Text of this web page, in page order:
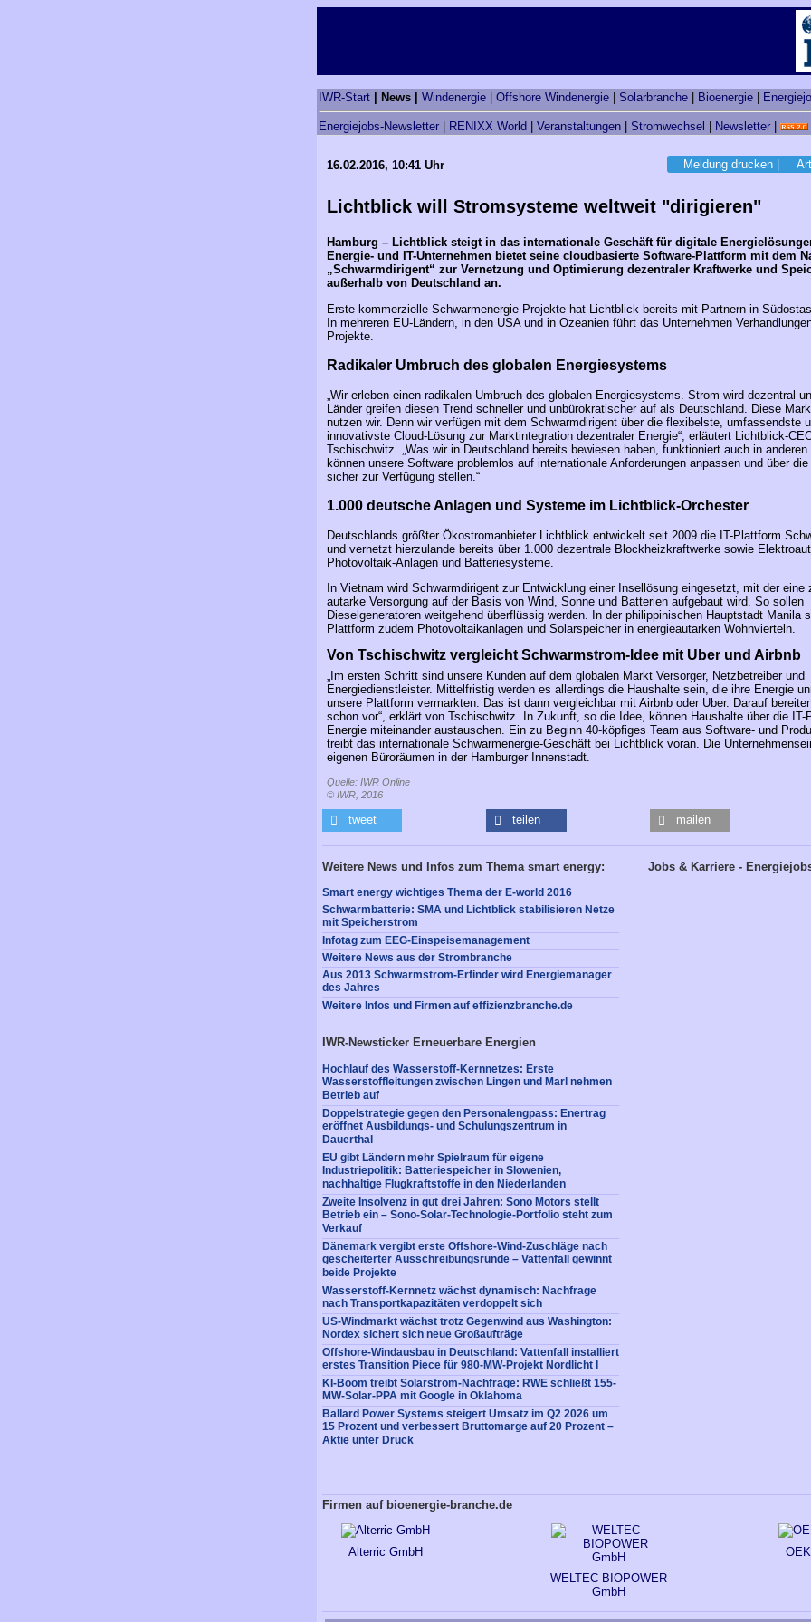
IWR-Start | News | Windenergie Offshore Windenergie Solarbranche Bioenergie
Energiejobs-Newsletter RENIXX World Veranstaltungen Stromwechsel Newsletter
Meldung drucken
16.02.2016, 10:41 Uhr
Lichtblick will Stromsysteme weltweit "dirigieren"
Hamburg – Lichtblick steigt in das internationale Geschäft für digitale
Energie- und IT-Unternehmen bietet seine cloudbasierte Software-Plattform mit dem
„Schwarmdirigent“ zur Vernetzung und Optimierung dezentraler Kraftwerke und
außerhalb von Deutschland an.
Erste kommerzielle Schwarmenergie-Projekte hat Lichtblick bereits mit Partnern in
In mehreren EU-Ländern, in den USA und in Ozeanien führt das Unternehmen
Projekte.
Radikaler Umbruch des globalen Energiesystems
„Wir erleben einen radikalen Umbruch des globalen Energiesystems. Strom wird dezentral
Länder greifen diesen Trend schneller und unbürokratischer auf als Deutschland. Diese
nutzen wir. Denn wir verfügen mit dem Schwarmdirigent über die flexibelste, umfassendste
innovativste Cloud-Lösung zur Marktintegration dezentraler Energie“, erläutert Lichtblick-
Tschischwitz. „Was wir in Deutschland bereits bewiesen haben, funktioniert auch in
können unsere Software problemlos auf internationale Anforderungen anpassen und über
sicher zur Verfügung stellen.“
1.000 deutsche Anlagen und Systeme im Lichtblick-Orchester
Deutschlands größter Ökostromanbieter Lichtblick entwickelt seit 2009 die IT-Plattform
und vernetzt hierzulande bereits über 1.000 dezentrale Blockheizkraftwerke sowie
Photovoltaik-Anlagen und Batteriesysteme.
In Vietnam wird Schwarmdirigent zur Entwicklung einer Insellösung eingesetzt, mit der eine
autarke Versorgung auf der Basis von Wind, Sonne und Batterien aufgebaut wird. So sollen
Dieselgeneratoren weitgehend überflüssig werden. In der philippinischen Hauptstadt Manila
Plattform zudem Photovoltaikanlagen und Solarspeicher in energieautarken Wohnvierteln.
Von Tschischwitz vergleicht Schwarmstrom-Idee mit Uber und Airbnb
„Im ersten Schritt sind unsere Kunden auf dem globalen Markt Versorger, Netzbetreiber und
Energiedienstleister. Mittelfristig werden es allerdings die Haushalte sein, die ihre Energie
unsere Plattform vermarkten. Das ist dann vergleichbar mit Airbnb oder Uber. Darauf
schon vor“, erklärt von Tschischwitz. In Zukunft, so die Idee, können Haushalte über die IT-
Energie miteinander austauschen. Ein zu Beginn 40-köpfiges Team aus Software- und
treibt das internationale Schwarmenergie-Geschäft bei Lichtblick voran. Die
eigenen Büroräumen in der Hamburger Innenstadt.
Quelle: IWR Online
© IWR, 2016
tweet teilen mailen
Weitere News und Infos zum Thema smart energy:
Smart energy wichtiges Thema der E-world 2016
Schwarmbatterie: SMA und Lichtblick stabilisieren Netze
mit Speicherstrom
Infotag zum EEG-Einspeisemanagement
Weitere News aus der Strombranche
Aus 2013 Schwarmstrom-Erfinder wird Energiemanager
des Jahres
Weitere Infos und Firmen auf effizienzbranche.de
Jobs & Karriere -
IWR-Newsticker Erneuerbare Energien
Hochlauf des Wasserstoff-Kernnetzes: Erste
Wasserstoffleitungen zwischen Lingen und Marl nehmen
Betrieb auf
Doppelstrategie gegen den Personalengpass: Enertrag
eröffnet Ausbildungs- und Schulungszentrum in
Dauerthal
EU gibt Ländern mehr Spielraum für eigene
Industriepolitik: Batteriespeicher in Slowenien,
nachhaltige Flugkraftstoffe in den Niederlanden
Zweite Insolvenz in gut drei Jahren: Sono Motors stellt
Betrieb ein – Sono-Solar-Technologie-Portfolio steht zum
Verkauf
Dänemark vergibt erste Offshore-Wind-Zuschläge nach
gescheiterter Ausschreibungsrunde – Vattenfall gewinnt
beide Projekte
Wasserstoff-Kernnetz wächst dynamisch: Nachfrage
nach Transportkapazitäten verdoppelt sich
US-Windmarkt wächst trotz Gegenwind aus Washington:
Nordex sichert sich neue Großaufträge
Offshore-Windausbau in Deutschland: Vattenfall installiert
erstes Transition Piece für 980-MW-Projekt Nordlicht I
KI-Boom treibt Solarstrom-Nachfrage: RWE schließt 155-
MW-Solar-PPA mit Google in Oklahoma
Ballard Power Systems steigert Umsatz im Q2 2026 um
15 Prozent und verbessert Bruttomarge auf 20 Prozent –
Aktie unter Druck
Firmen auf bioenergie-branche.de
Alterric GmbH
WELTEC BIOPOWER
GmbH